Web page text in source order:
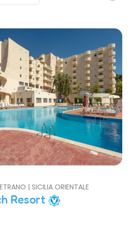
| SICILIA ORIENTALE
Resort